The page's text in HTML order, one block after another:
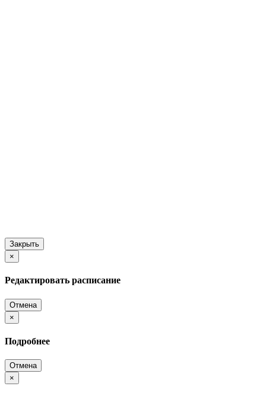
Закрыть
×
Редактировать расписание
Отмена
×
Подробнее
Отмена
×